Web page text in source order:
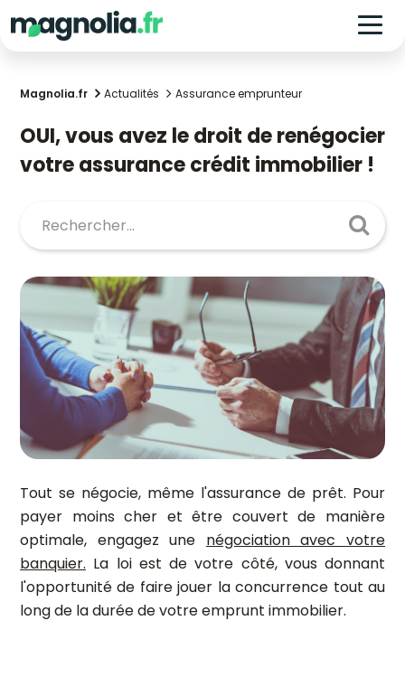
Magnolia.fr Actualités Assurance emprunteur
OUI, vous avez le droit de renégocier
votre assurance crédit immobilier !
Tout se négocie, même l'assurance de prêt. Pour
payer moins cher et être couvert de manière
optimale, engagez une négociation avec votre
banquier. La loi est de votre côté, vous donnant
l'opportunité de faire jouer la concurrence tout au
long de la durée de votre emprunt immobilier.